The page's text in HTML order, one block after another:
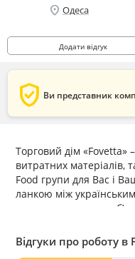
location_on Одеса
Додати відгук
verified_user Ви представник
Торговий дім «Fovetta»
витратних матеріалів,
Food групи для Вас і
ланкою між
споживачем,
встановила для себе
клієнтоорієнтованість.
Відгуки про роботу в